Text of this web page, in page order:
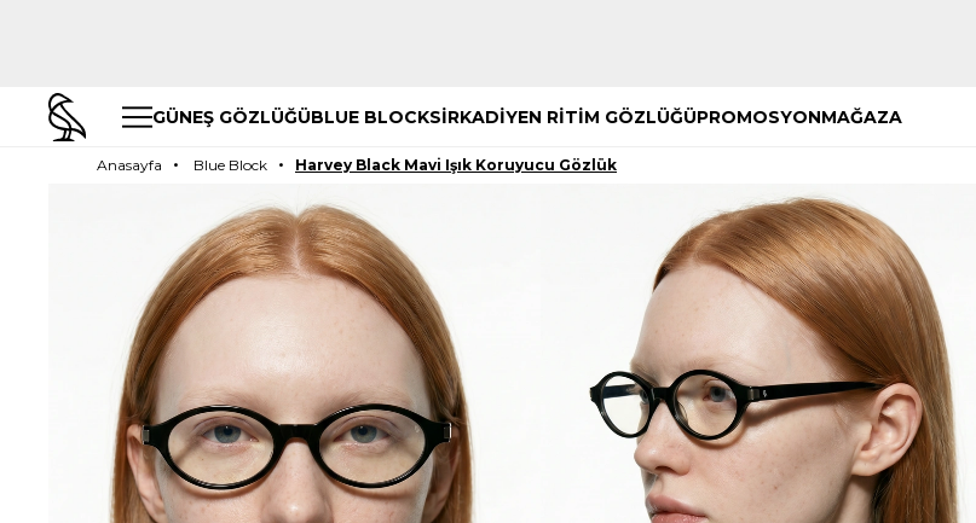
GÜNEŞ GÖZLÜĞÜBLUE BLOCKSİRKADİYEN RİTİM GÖZLÜĞÜPROMOSYONMAĞAZA
Anasayfa Blue Block Harvey Black Mavi Işık Koruyucu Gözlük